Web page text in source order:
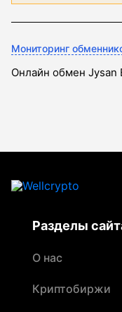
Мониторинг
Онлайн обмен Jysan
Разделы
О нас
Криптобиржи